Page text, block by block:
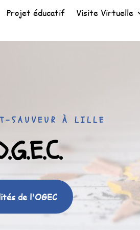
Projet éducatif Visite Virtuelle
SAUVEUR À LILLE
de l'OGEC